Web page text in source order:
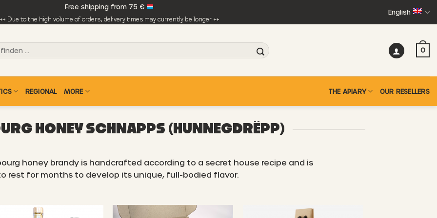
Free shipping from 75 €
++ Due to the high volume of orders, delivery times may currently be longer ++
English
0
REGIONAL MORE THE APIARY OUR RESELLERS
HONEY SCHNAPPS (HUNNEGDRËPP)
honey brandy is handcrafted according to a secret house recipe and is
rest for months to develop its unique, full-bodied flavor.